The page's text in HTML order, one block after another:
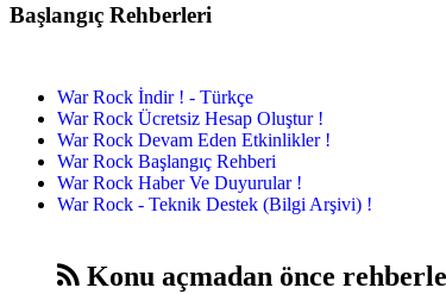
Başlangıç Rehberleri
War Rock İndir ! - Türkçe
War Rock Ücretsiz Hesap Oluştur !
War Rock Devam Eden Etkinlikler !
War Rock Başlangıç Rehberi
War Rock Haber Ve Duyurular !
War Rock - Teknik Destek (Bilgi Arşivi) !
Konu açmadan önce